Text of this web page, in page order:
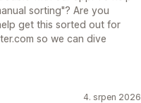
sorting"? Are you
get this sorted out for
so we can dive
4. srpen 2026